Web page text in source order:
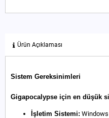
Ürün Açıklaması
Sistem Gereksinimleri
Gigapocalypse için en düşük
İşletim Sistemi: Windows